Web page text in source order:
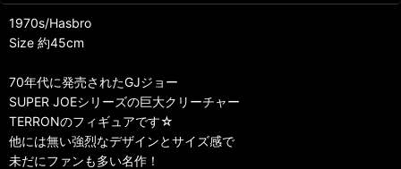
1970s/Hasbro
Size 約45cm
70年代に発売されたGJジョー
SUPER JOEシリーズの巨大クリーチャー
TERRONのフィギュアです☆
他には無い強烈なデザインとサイズ感で
未だにファンも多い名作！